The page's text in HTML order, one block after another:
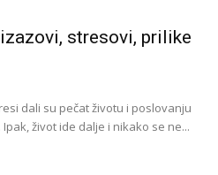
stresovi, prilike
dali su pečat životu i poslovanju
život ide dalje i nikako se ne...